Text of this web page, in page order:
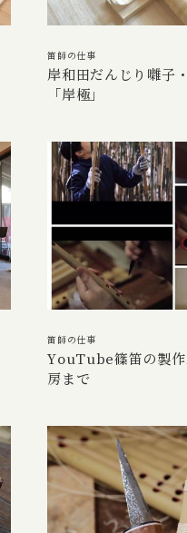
笛師の仕事
岸和田だんじり囃子
「岸極」
笛師の仕事
YouTube篠笛の製作
房まで